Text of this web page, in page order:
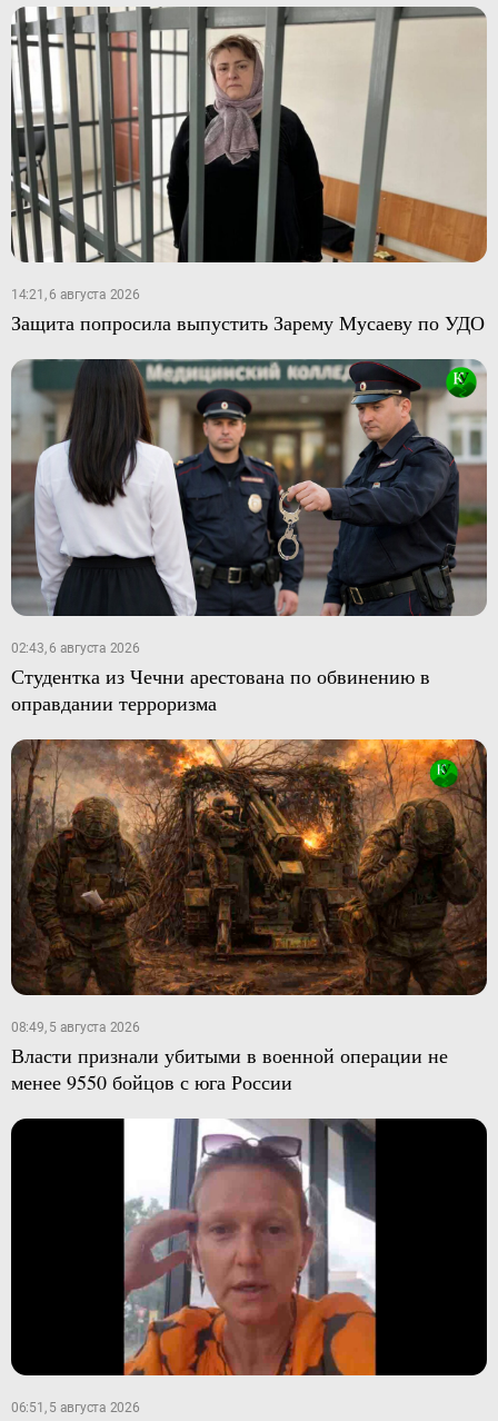
14:21, 6 августа 2026
Защита попросила выпустить Зарему Мусаеву по УДО
02:43, 6 августа 2026
Студентка из Чечни арестована по обвинению в
оправдании терроризма
08:49, 5 августа 2026
Власти признали убитыми в военной операции не
менее 9550 бойцов с юга России
06:51, 5 августа 2026